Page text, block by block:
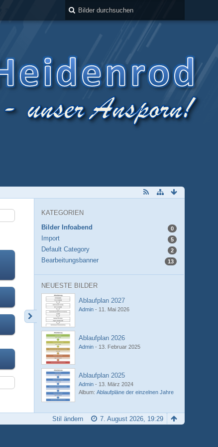
KATEGORIEN
Bilder Infoabend
0
Import 5
Default Category 2
Bearbeitungsbanner 13
NEUESTE BILDER
Ablaufplan 2027
Admin - 11. Mai 2026
Ablaufplan 2026
Admin - 13. Februar 2025
Ablaufplan 2025
Admin - 13. März 2024
Album:Ablaufpläne der einzelnen Jahre
7. August 2026, 19:29
Stil ändern